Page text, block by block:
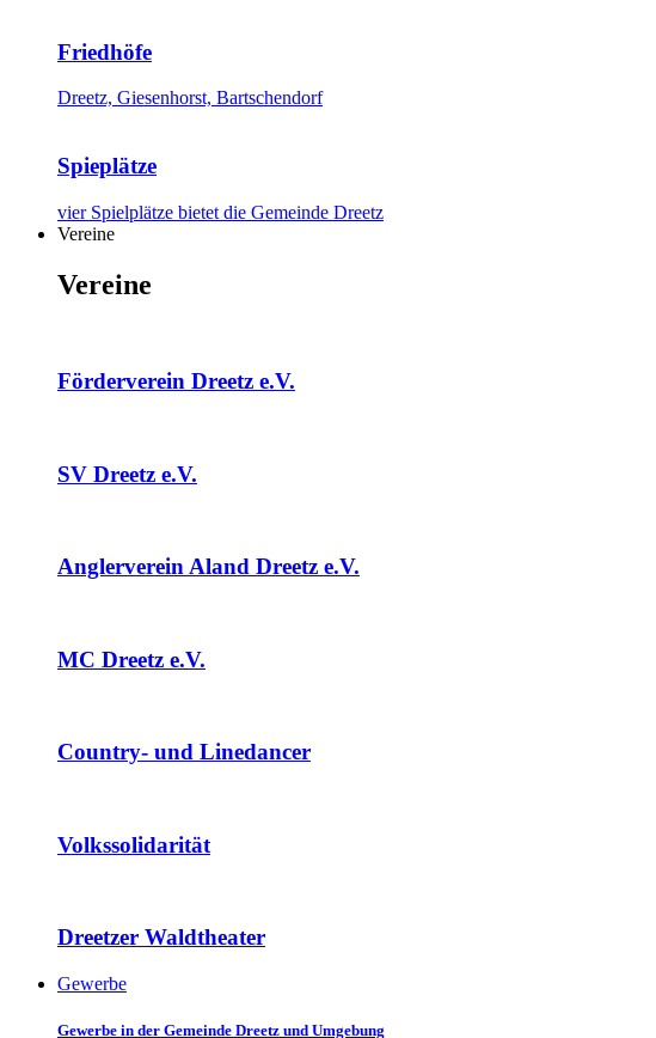
Friedhöfe
Dreetz, Giesenhorst, Bartschendorf
Spieplätze
vier Spielplätze bietet die Gemeinde Dreetz
Vereine
Vereine
Förderverein Dreetz e.V.
SV Dreetz e.V.
Anglerverein Aland Dreetz e.V.
MC Dreetz e.V.
Country- und Linedancer
Volkssolidarität
Dreetzer Waldtheater
Gewerbe
Gewerbe in der Gemeinde Dreetz und Umgebung